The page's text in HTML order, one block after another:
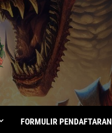
FORMULIR PENDAFTARAN